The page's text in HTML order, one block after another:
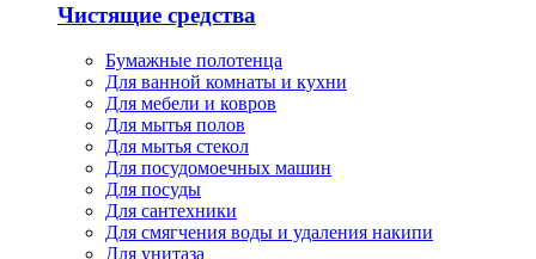
Чистящие средства
Бумажные полотенца
Для ванной комнаты и кухни
Для мебели и ковров
Для мытья полов
Для мытья стекол
Для посудомоечных машин
Для посуды
Для сантехники
Для смягчения воды и удаления накипи
Для унитаза